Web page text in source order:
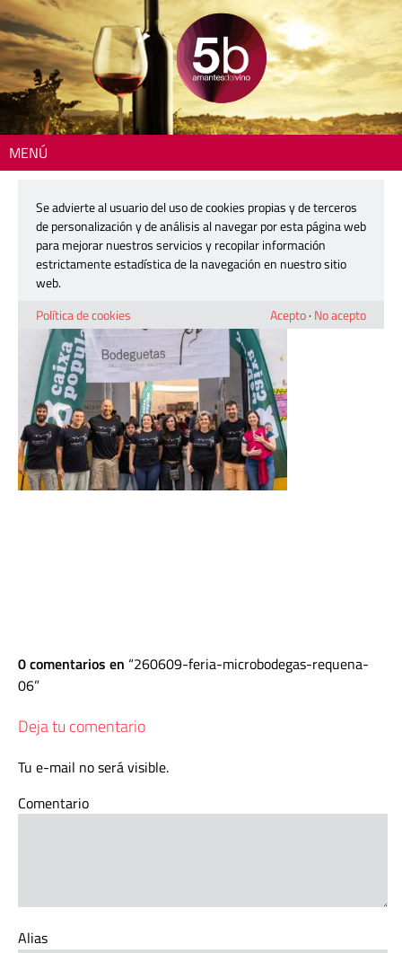
MENÚ
260609-feria-microbodegas-
requena-06
9 junio, 2026
0 comentarios en 260609-feria-microbodegas-requena-
06
Deja tu comentario
Tu e-mail no será visible.
Comentario
Alias
Se advierte al usuario del uso de cookies propias y de terceros
de personalización y de análisis al navegar por esta página web
para mejorar nuestros servicios y recopilar información
estrictamente estadística de la navegación en nuestro sitio
web.
Política de cookies
Acepto· No acepto